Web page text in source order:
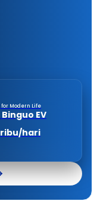
for Modern Life
EV
ribu/hari